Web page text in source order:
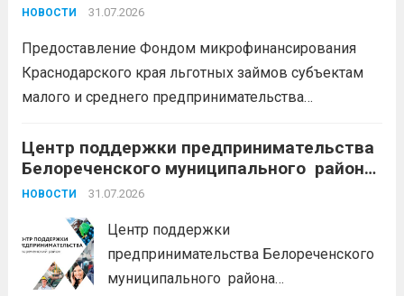
единовременно;
каникулы;
сохранение места...Читать
дальше
НОВОСТИ 31.07.2026
Предоставление Фондом микрофинансирования
Краснодарского края льготных займов субъектам
малого и среднего предпринимательства
5 млн. рублей Срок от 7 мес. до 36 мес. Процентная
ставка 0,1- 8,15 % годовых Возможно установление
льготного периода...
Центр поддержки предпринимательства
Белореченского муниципального района
Краснодарского края приглашает на
НОВОСТИ 31.07.2026
Центр поддержки
предпринимательства Белореченского
муниципального района